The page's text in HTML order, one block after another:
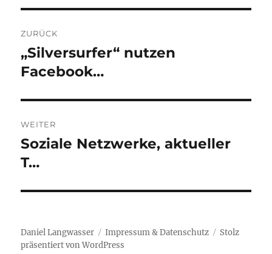
ZURÜCK
Vorheriger
Beitrag:
„Silversurfer“ nutzen
Facebook…
WEITER
Nächster
Beitrag:
Soziale Netzwerke, aktueller
T…
Daniel Langwasser Impressum & Datenschutz
Stolz
präsentiert von WordPress